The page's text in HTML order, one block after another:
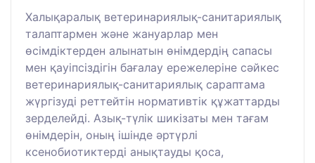
Халықаралық ветеринариялық-санитариялық
талаптармен және жануарлар мен
өсімдіктерден алынатын өнімдердің сапасы
мен қауіпсіздігін бағалау ережелеріне сәйкес
ветеринариялық-санитариялық сараптама
жүргізуді реттейтін нормативтік құжаттарды
зерделейді. Азық-түлік шикізаты мен тағам
өнімдерін, оның ішінде әртүрлі
ксенобиотиктерді анықтауды қоса,